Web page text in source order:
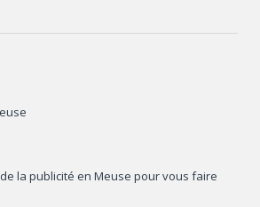
la publicité en Meuse pour vous faire